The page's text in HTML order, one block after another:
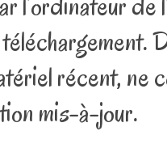
récent, ne
mis-à-jour.